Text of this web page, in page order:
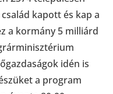
kapott és kap a
a kormány 5 milliárd
idén is
a program